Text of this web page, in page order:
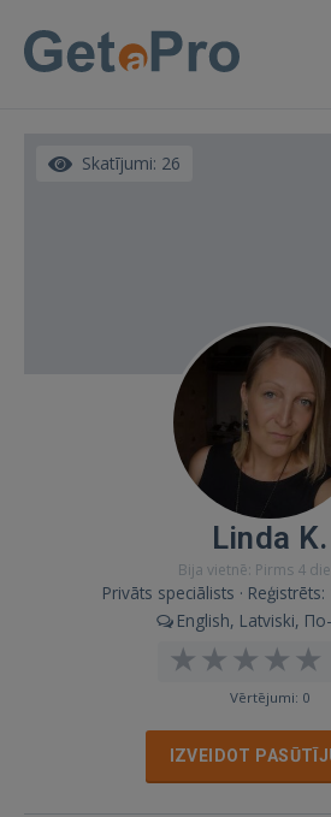
Skatījumi: 26
Linda K.
Bija vietnē: Pirms 4
Privāts speciālists ·
English, Latviski, По-
Vērtējumi: 0
IZVEIDOT